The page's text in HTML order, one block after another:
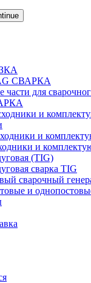
СВАРКА
части для
и
и
и
(TIG)
сварка TIG
сварочный
и